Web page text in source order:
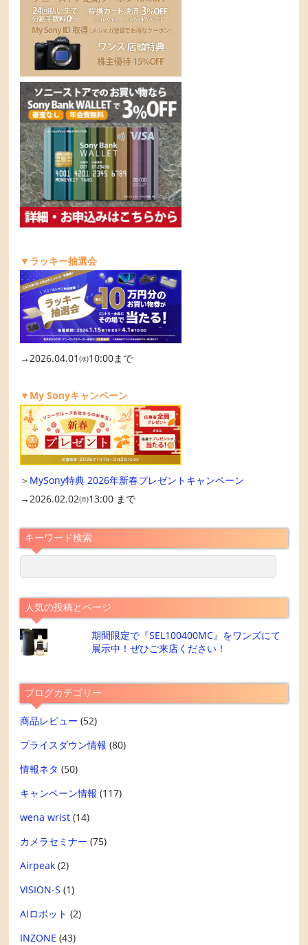
▼ラッキー抽選会
→2026.04.01㈬10:00まで
▼My Sonyキャンペーン
＞ MySony特典 2026年新春プレゼントキャンペーン
→2026.02.02㈪13:00 まで
キーワード検索
人気の投稿とページ
期間限定で『SEL100400MC』をワンズにて
展示中！ぜひご来店ください！
ブログカテゴリー
商品レビュー (52)
プライスダウン情報 (80)
情報ネタ (50)
キャンペーン情報 (117)
wena wrist (14)
カメラセミナー (75)
Airpeak (2)
VISION-S (1)
AIロボット (2)
INZONE (43)